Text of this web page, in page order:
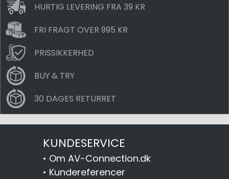
HURTIG LEVERING FRA 39 KR
FRI FRAGT OVER 995 KR
PRISSIKKERHED
BUY & TRY
30 DAGES RETURRET
KUNDESERVICE
• Om AV-Connection.dk
• Kundereferencer